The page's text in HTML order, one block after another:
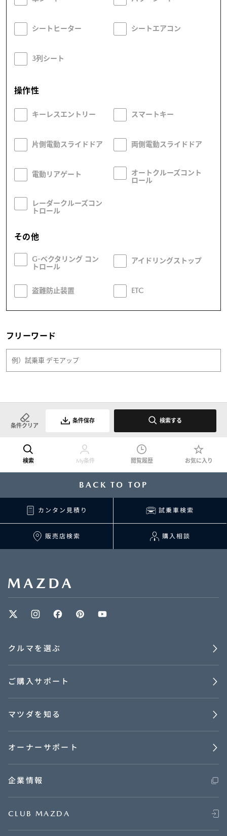
シートヒーター シートエアコン
3列シート
操作性
キーレスエントリー スマートキー
片側電動スライドドア 両側電動スライドドア
電動リアゲート
オートクルーズコント
ロール
レーダークルーズコン
トロール
その他
G-ベクタリング コン
トロール
アイドリングストップ
盗難防止装置 ETC
フリーワード
条件クリア
条件保存 検索する
検索 My条件 閲覧履歴 お気に入り
BACK TO TOP
カンタン見積り 試乗車検索
販売店検索 購入相談
クルマを選ぶ
ご購入サポート
マツダを知る
オーナーサポート
企業情報
CLUB MAZDA